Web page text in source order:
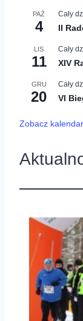
PAŹ
4
Cały
II
LIS
11
Cały
XIV
GRU
20
Cały
VI
Zobacz